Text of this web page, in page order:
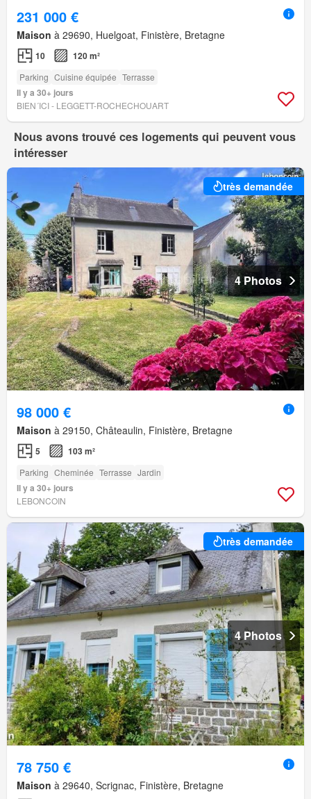
231 000 €
Maison à 29690, Huelgoat, Finistère, Bretagne
10 120 m²
Parking Cuisine équipée Terrasse
Il y a 30+ jours
BIEN´ICI - LEGGETT-ROCHECHOUART
Nous avons trouvé ces logements qui peuvent vous
intéresser
très demandée
4 Photos
98 000 €
Maison à 29150, Châteaulin, Finistère, Bretagne
5 103 m²
Parking Cheminée Terrasse Jardin
Il y a 30+ jours
LEBONCOIN
très demandée
4 Photos
78 750 €
Maison à 29640, Scrignac, Finistère, Bretagne